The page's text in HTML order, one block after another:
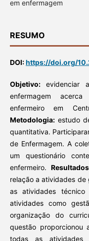
em enfermagem
RESUMO
DOI:https://doi.org/
Objetivo:evidenciar
enfermagem
enfermeiro em
Metodologia:estudo
quantitativa.
de Enfermagem. A
um questionário
enfermeiro.
relação a atividades de
as atividades técnico
atividades como
organização do
questão proporcionou
todas as atividades